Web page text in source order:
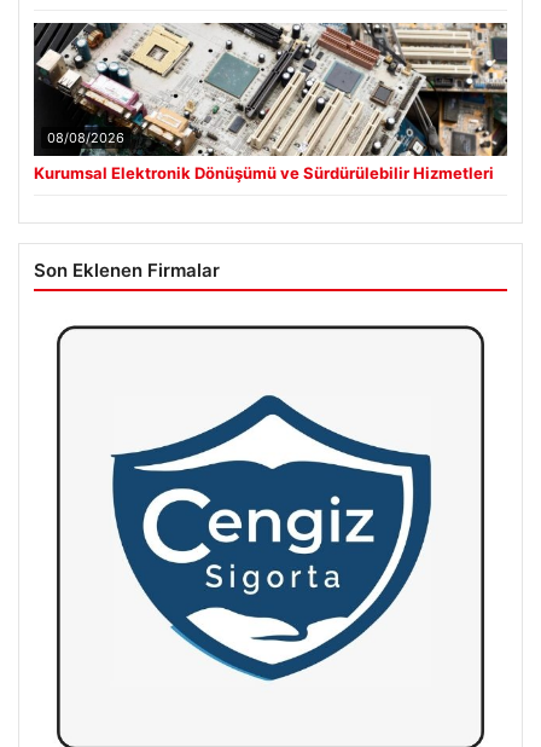
08/08/2026
Kurumsal Elektronik Dönüşümü ve Sürdürülebilir Hizmetleri
Son Eklenen Firmalar